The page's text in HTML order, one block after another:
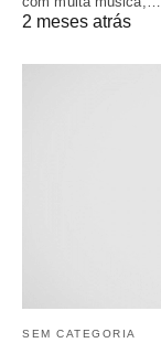
2 meses atrás
SEM CATEGORIA